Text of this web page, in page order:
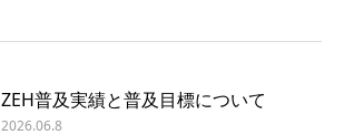
ZEH普及実績と普及目標について
2026.06.8